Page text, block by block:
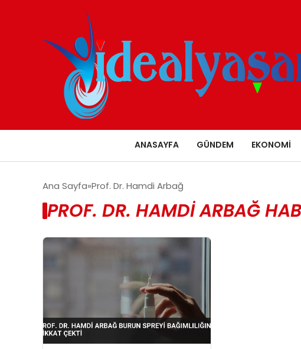
ANASAYFA GÜNDEM EKONOMI
Ana Sayfa Prof. Dr. Hamdi Arbağ
PROF. DR. HAMDI ARBAĞ